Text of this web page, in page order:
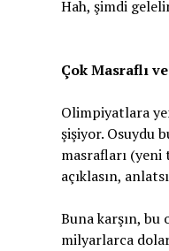
Hah, şimdi
Çok Masraflı
Olimpiyatlara
şişiyor. Osuydu
masrafları
açıklasın,
Buna karşın,
milyarlarca